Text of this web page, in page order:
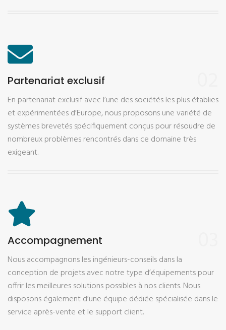
Partenariat exclusif
En partenariat exclusif avec l’une des sociétés les plus établies
et expérimentées d’Europe, nous proposons une variété de
systèmes brevetés spécifiquement conçus pour résoudre de
nombreux problèmes rencontrés dans ce domaine très
exigeant.
Accompagnement
Nous accompagnons les ingénieurs-conseils dans la
conception de projets avec notre type d’équipements pour
offrir les meilleures solutions possibles à nos clients. Nous
disposons également d’une équipe dédiée spécialisée dans le
service après-vente et le support client.